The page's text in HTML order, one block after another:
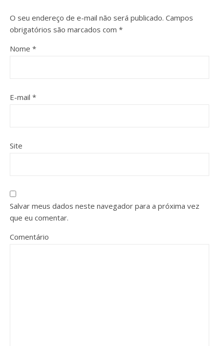
O seu endereço de e-mail não será publicado. Campos
obrigatórios são marcados com *
Nome *
E-mail *
Site
Salvar meus dados neste navegador para a próxima vez
que eu comentar.
Comentário